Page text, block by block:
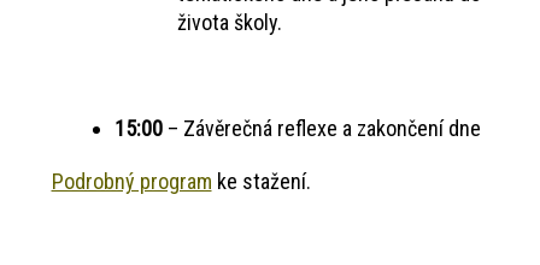
života školy.
15:00– Závěrečná reflexe a zakončení dne
Podrobný program ke stažení.